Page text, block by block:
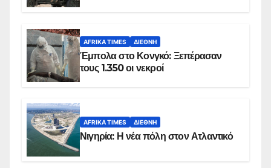
AFRIKA TIMES ΔΙΕΘΝΉ
Έμπολα στο Κονγκό: Ξεπέρασαν
τους 1.350 οι νεκροί
AFRIKA TIMES ΔΙΕΘΝΉ
Νιγηρία: Η νέα πόλη στον Ατλαντικό